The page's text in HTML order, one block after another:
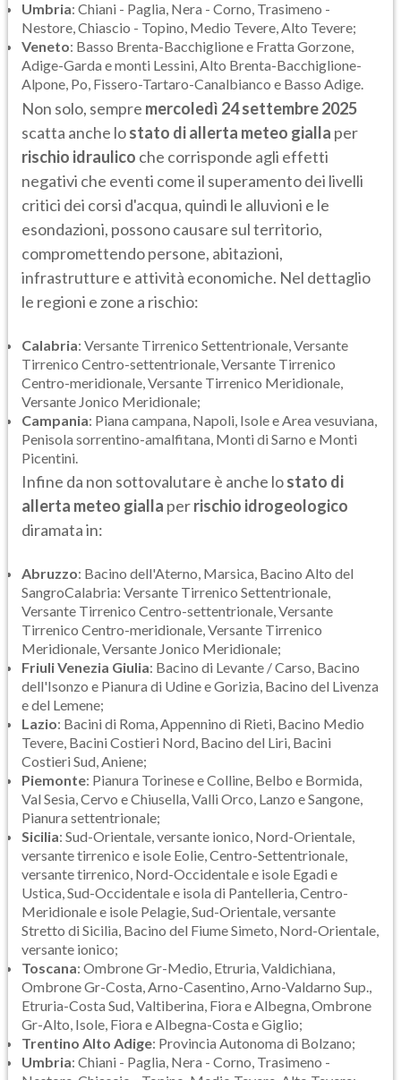
Umbria: Chiani - Paglia, Nera - Corno, Trasimeno -
Nestore, Chiascio - Topino, Medio Tevere, Alto Tevere;
Veneto: Basso Brenta-Bacchiglione e Fratta Gorzone,
Adige-Garda e monti Lessini, Alto Brenta-Bacchiglione-
Alpone, Po, Fissero-Tartaro-Canalbianco e Basso Adige.
Non solo, sempre mercoledì 24 settembre 2025
scatta anche lostato di allerta meteo gialla per
rischio idraulico che corrisponde agli effetti
negativi che eventi come il superamento dei livelli
critici dei corsi d'acqua, quindi le alluvioni e le
esondazioni, possono causare sul territorio,
compromettendo persone, abitazioni,
infrastrutture e attività economiche. Nel dettaglio
le regioni e zone a rischio:
Calabria: Versante Tirrenico Settentrionale, Versante
Tirrenico Centro-settentrionale, Versante Tirrenico
Centro-meridionale, Versante Tirrenico Meridionale,
Versante Jonico Meridionale;
Campania: Piana campana, Napoli, Isole e Area vesuviana,
Penisola sorrentino-amalfitana, Monti di Sarno e Monti
Picentini.
Infine da non sottovalutare è anche lostato di
allerta meteo gialla perrischio idrogeologico
diramata in:
Abruzzo: Bacino dell'Aterno, Marsica, Bacino Alto del
SangroCalabria: Versante Tirrenico Settentrionale,
Versante Tirrenico Centro-settentrionale, Versante
Tirrenico Centro-meridionale, Versante Tirrenico
Meridionale, Versante Jonico Meridionale;
Friuli Venezia Giulia: Bacino di Levante / Carso, Bacino
dell'Isonzo e Pianura di Udine e Gorizia, Bacino del Livenza
e del Lemene;
Lazio: Bacini di Roma, Appennino di Rieti, Bacino Medio
Tevere, Bacini Costieri Nord, Bacino del Liri, Bacini
Costieri Sud, Aniene;
Piemonte: Pianura Torinese e Colline, Belbo e Bormida,
Val Sesia, Cervo e Chiusella, Valli Orco, Lanzo e Sangone,
Pianura settentrionale;
Sicilia: Sud-Orientale, versante ionico, Nord-Orientale,
versante tirrenico e isole Eolie, Centro-Settentrionale,
versante tirrenico, Nord-Occidentale e isole Egadi e
Ustica, Sud-Occidentale e isola di Pantelleria, Centro-
Meridionale e isole Pelagie, Sud-Orientale, versante
Stretto di Sicilia, Bacino del Fiume Simeto, Nord-Orientale,
versante ionico;
Toscana: Ombrone Gr-Medio, Etruria, Valdichiana,
Ombrone Gr-Costa, Arno-Casentino, Arno-Valdarno Sup.,
Etruria-Costa Sud, Valtiberina, Fiora e Albegna, Ombrone
Gr-Alto, Isole, Fiora e Albegna-Costa e Giglio;
Trentino Alto Adige: Provincia Autonoma di Bolzano;
Umbria: Chiani - Paglia, Nera - Corno, Trasimeno -